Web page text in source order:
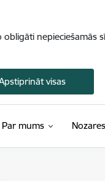
visas
Par mums